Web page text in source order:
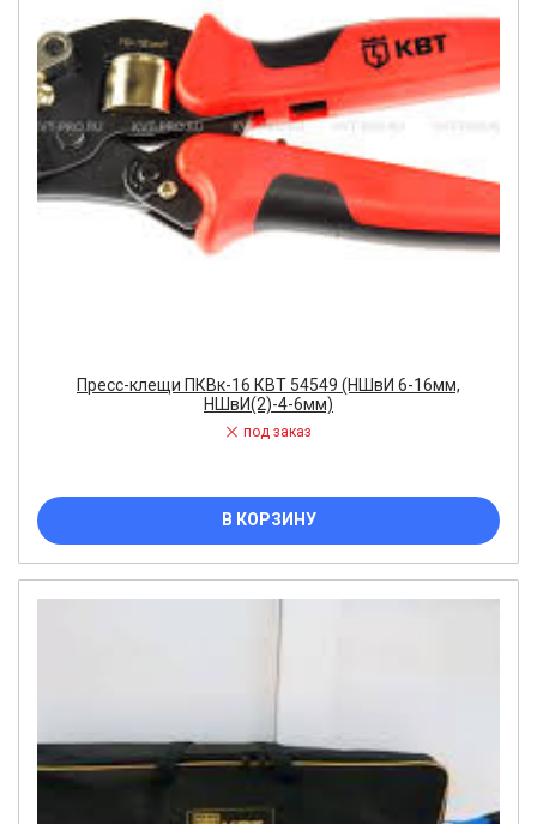
Пресс-клещи ПКВк-16 КВТ 54549 (НШвИ 6-16мм,
НШвИ(2)-4-6мм)
под заказ
В КОРЗИНУ